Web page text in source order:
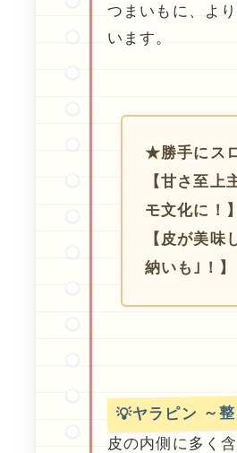
つまいもに、よ
います。
★勝手にス
【甘さ至上
モ文化に！】
【皮が美
納いも｣！】
💡ヤラピン ～
皮の内側に多く